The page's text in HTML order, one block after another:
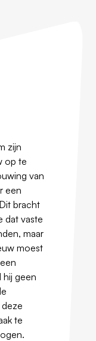
zijn
op te
van
een
bracht
dat vaste
maar
moest
hij geen
te